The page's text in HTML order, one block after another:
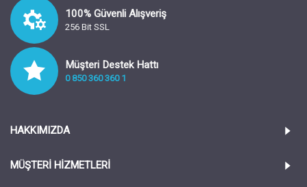
100% Güvenli Alışveriş
256 Bit SSL
Müşteri Destek Hattı
0 850 360 360 1
HAKKIMIZDA
MÜŞTERİ HİZMETLERİ